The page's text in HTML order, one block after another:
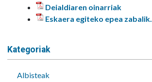
Deialdiaren oinarriak
Eskaera egiteko epea zabalik.
Kategoriak
Albisteak